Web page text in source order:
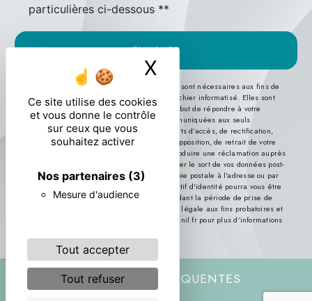
Ce site utilise des cookies
et vous donne le contrôle
sur ceux que vous
souhaitez activer
Nos partenaires (3)
Mesure d'audience
Tout accepter
Tout refuser
X Masquer le
particulières ci-dessous **
ENVOYER
** Les données personnelles communiquées sont nécessaires aux fins de
vous contacter et sont enregistrées dans un fichier informatisé. Elles sont
destinées à et ses sous-traitants dans le seul but de répondre à votre
message. Les données collectées seront communiquées aux seuls
destinataires suivants: . Vous disposez de droits d’accès, de rectification,
d’effacement, de portabilité, de limitation, d’opposition, de retrait de votre
consentement à tout moment et du droit d’introduire une réclamation auprès
d’une autorité de contrôle, ainsi que d’organiser le sort de vos données post-
mortem. Vous pouvez exercer ces droits par voie postale à l'adresse ou par
courrier électronique à l'adresse . Un justificatif d'identité pourra vous être
demandé. Nous conservons vos données pendant la période de prise de
contact puis pendant la durée de prescription légale aux fins probatoires et
de gestion des contentieux. Consultez le site cnil.fr pour plus d’informations
RECHERCHES FRÉQUENTES